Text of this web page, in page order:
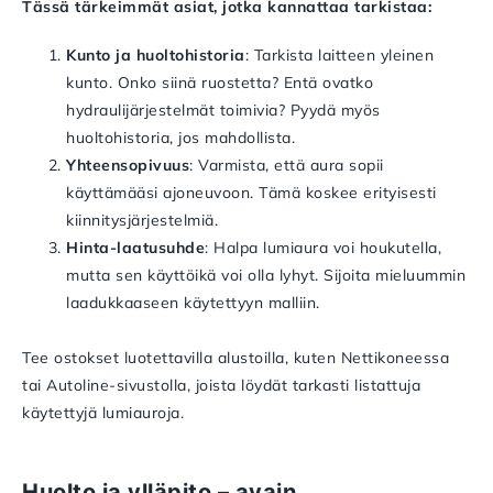
Tässä tärkeimmät asiat, jotka kannattaa tarkistaa:
Kunto ja huoltohistoria: Tarkista laitteen yleinen
kunto. Onko siinä ruostetta? Entä ovatko
hydraulijärjestelmät toimivia? Pyydä myös
huoltohistoria, jos mahdollista.
Yhteensopivuus: Varmista, että aura sopii
käyttämääsi ajoneuvoon. Tämä koskee erityisesti
kiinnitysjärjestelmiä.
Hinta-laatusuhde: Halpa lumiaura voi houkutella,
mutta sen käyttöikä voi olla lyhyt. Sijoita mieluummin
laadukkaaseen käytettyyn malliin.
Tee ostokset luotettavilla alustoilla, kuten Nettikoneessa
tai Autoline-sivustolla, joista löydät tarkasti listattuja
käytettyjä lumiauroja.